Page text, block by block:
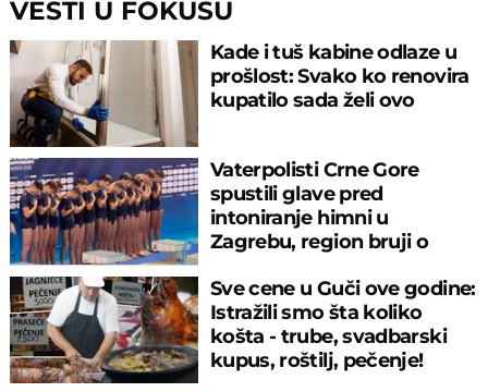
VESTI U FOKUSU
Kade i tuš kabine odlaze u
prošlost: Svako ko renovira
kupatilo sada želi ovo
Vaterpolisti Crne Gore
spustili glave pred
intoniranje himni u
Zagrebu, region bruji o
Sve cene u Guči ove godine:
Istražili smo šta koliko
košta - trube, svadbarski
kupus, roštilj, pečenje!